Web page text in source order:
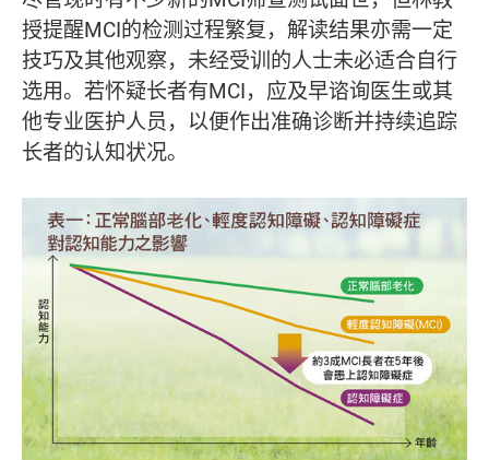
授提醒MCI的检测过程繁复，解读结果亦需一定
技巧及其他观察，未经受训的人士未必适合自行
选用。若怀疑长者有MCI，应及早谘询医生或其
他专业医护人员，以便作出准确诊断并持续追踪
长者的认知状况。